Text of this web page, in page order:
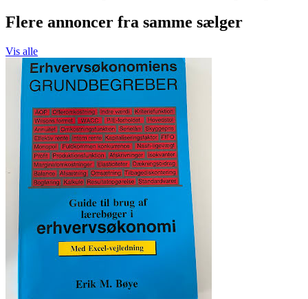
Flere annoncer fra samme sælger
Vis alle